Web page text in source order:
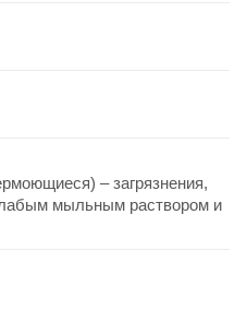
– загрязнения,
мыльным раствором и